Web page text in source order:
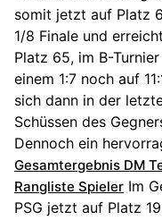
somit jetzt auf Platz
1/8 Finale und
Platz 65, im B-
einem 1:7 noch auf
sich dann in der
Schüssen des
Dennoch ein
Gesamtergebnis DM
Rangliste Spieler Im
PSG jetzt auf Platz